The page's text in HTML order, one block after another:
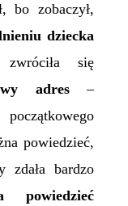
bo zobaczył,
dziecka
się
adres–
powiedzieć,
zdała bardzo
powiedzieć